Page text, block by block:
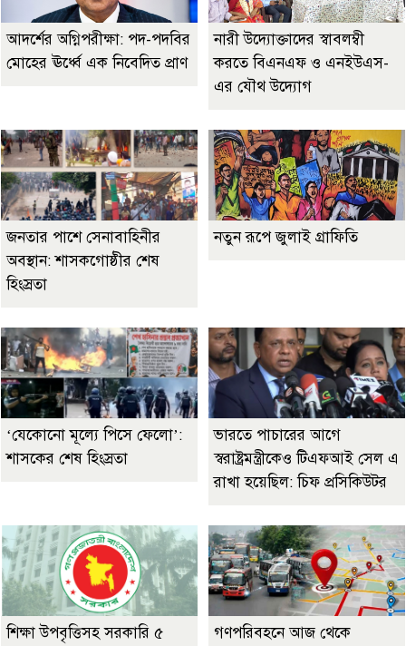
আদর্শের অগ্নিপরীক্ষা: পদ-পদবির
মোহের ঊর্ধ্বে এক নিবেদিত প্রাণ
নারী উদ্যোক্তাদের স্বাবলম্বী
করতে বিএনএফ ও এনইউএস-
এর যৌথ উদ্যোগ
জনতার পাশে সেনাবাহিনীর
অবস্থান: শাসকগোষ্ঠীর শেষ
হিংস্রতা
নতুন রূপে জুলাই গ্রাফিতি
‘যেকোনো মূল্যে পিসে ফেলো’:
শাসকের শেষ হিংস্রতা
ভারতে পাচারের আগে
স্বরাষ্ট্রমন্ত্রীকেও টিএফআই সেল এ
রাখা হয়েছিল: চিফ প্রসিকিউটর
শিক্ষা উপবৃত্তিসহ সরকারি ৫
গণপরিবহনে আজ থেকে